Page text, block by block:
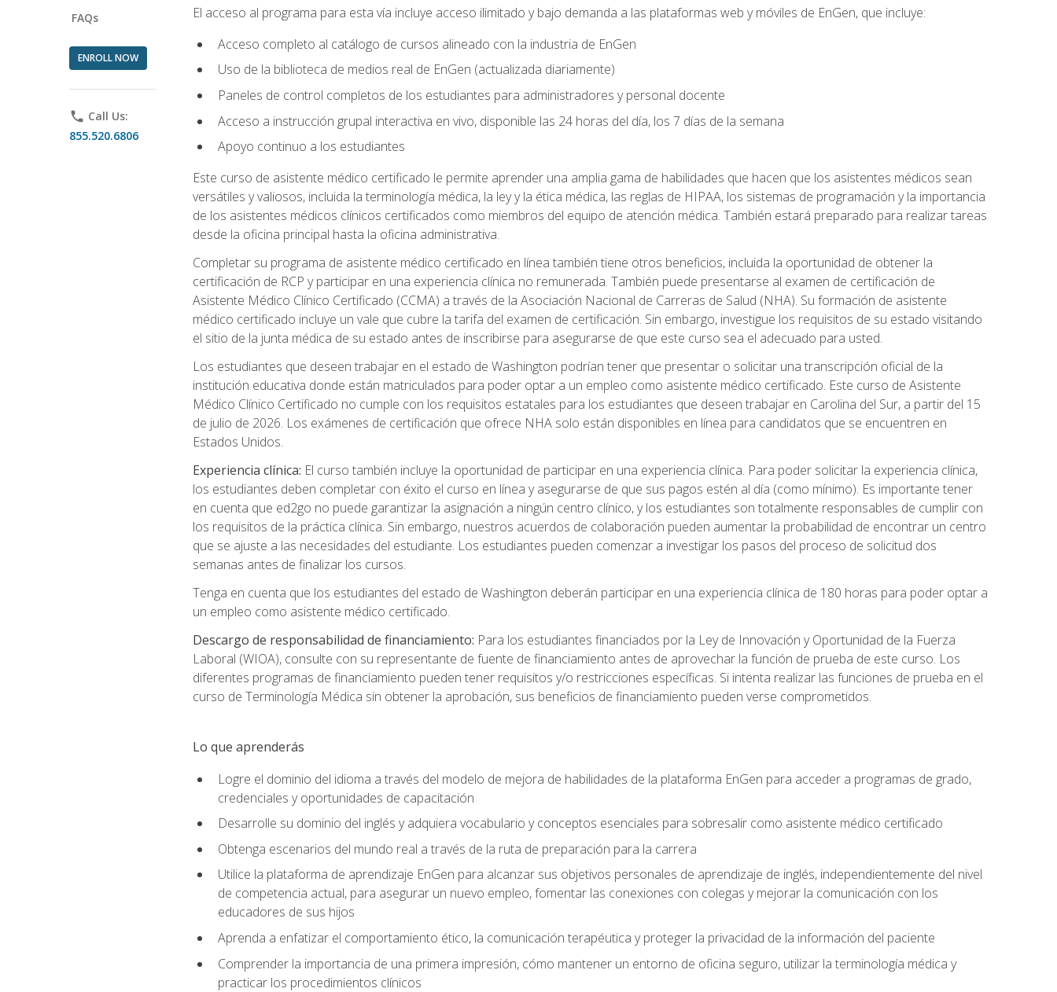
FAQs
ENROLL NOW
phone Call Us:
855.520.6806
El acceso al programa para esta vía incluye acceso ilimitado y bajo demanda a las plataformas web y móviles de EnGen, que incluye:
Acceso completo al catálogo de cursos alineado con la industria de EnGen
Uso de la biblioteca de medios real de EnGen (actualizada diariamente)
Paneles de control completos de los estudiantes para administradores y personal docente
Acceso a instrucción grupal interactiva en vivo, disponible las 24 horas del día, los 7 días de la semana
Apoyo continuo a los estudiantes
Este curso de asistente médico certificado le permite aprender una amplia gama de habilidades que hacen que los asistentes médicos sean
versátiles y valiosos, incluida la terminología médica, la ley y la ética médica, las reglas de HIPAA, los sistemas de programación y la importancia
de los asistentes médicos clínicos certificados como miembros del equipo de atención médica. También estará preparado para realizar tareas
desde la oficina principal hasta la oficina administrativa.
Completar su programa de asistente médico certificado en línea también tiene otros beneficios, incluida la oportunidad de obtener la
certificación de RCP y participar en una experiencia clínica no remunerada. También puede presentarse al examen de certificación de
Asistente Médico Clínico Certificado (CCMA) a través de la Asociación Nacional de Carreras de Salud (NHA). Su formación de asistente
médico certificado incluye un vale que cubre la tarifa del examen de certificación. Sin embargo, investigue los requisitos de su estado visitando
el sitio de la junta médica de su estado antes de inscribirse para asegurarse de que este curso sea el adecuado para usted.
Los estudiantes que deseen trabajar en el estado de Washington podrían tener que presentar o solicitar una transcripción oficial de la
institución educativa donde están matriculados para poder optar a un empleo como asistente médico certificado. Este curso de Asistente
Médico Clínico Certificado no cumple con los requisitos estatales para los estudiantes que deseen trabajar en Carolina del Sur, a partir del 15
de julio de 2026. Los exámenes de certificación que ofrece NHA solo están disponibles en línea para candidatos que se encuentren en
Estados Unidos.
Experiencia clínica: El curso también incluye la oportunidad de participar en una experiencia clínica. Para poder solicitar la experiencia clínica,
los estudiantes deben completar con éxito el curso en línea y asegurarse de que sus pagos estén al día (como mínimo). Es importante tener
en cuenta que ed2go no puede garantizar la asignación a ningún centro clínico, y los estudiantes son totalmente responsables de cumplir con
los requisitos de la práctica clínica. Sin embargo, nuestros acuerdos de colaboración pueden aumentar la probabilidad de encontrar un centro
que se ajuste a las necesidades del estudiante. Los estudiantes pueden comenzar a investigar los pasos del proceso de solicitud dos
semanas antes de finalizar los cursos.
Tenga en cuenta que los estudiantes del estado de Washington deberán participar en una experiencia clínica de 180 horas para poder optar a
un empleo como asistente médico certificado.
Descargo de responsabilidad de financiamiento: Para los estudiantes financiados por la Ley de Innovación y Oportunidad de la Fuerza
Laboral (WIOA), consulte con su representante de fuente de financiamiento antes de aprovechar la función de prueba de este curso. Los
diferentes programas de financiamiento pueden tener requisitos y/o restricciones específicas. Si intenta realizar las funciones de prueba en el
curso de Terminología Médica sin obtener la aprobación, sus beneficios de financiamiento pueden verse comprometidos.
Lo que aprenderás
Logre el dominio del idioma a través del modelo de mejora de habilidades de la plataforma EnGen para acceder a programas de grado,
credenciales y oportunidades de capacitación
Desarrolle su dominio del inglés y adquiera vocabulario y conceptos esenciales para sobresalir como asistente médico certificado
Obtenga escenarios del mundo real a través de la ruta de preparación para la carrera
Utilice la plataforma de aprendizaje EnGen para alcanzar sus objetivos personales de aprendizaje de inglés, independientemente del nivel
de competencia actual, para asegurar un nuevo empleo, fomentar las conexiones con colegas y mejorar la comunicación con los
educadores de sus hijos
Aprenda a enfatizar el comportamiento ético, la comunicación terapéutica y proteger la privacidad de la información del paciente
Comprender la importancia de una primera impresión, cómo mantener un entorno de oficina seguro, utilizar la terminología médica y
practicar los procedimientos clínicos